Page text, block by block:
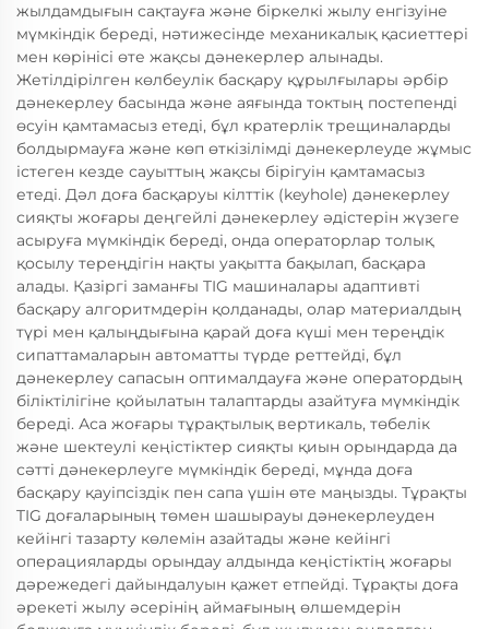
жылдамдығын сақтауға және біркелкі жылу енгізуіне
мүмкіндік береді, нәтижесінде механикалық қасиеттері
мен көрінісі өте жақсы дәнекерлер алынады.
Жетілдірілген көлбеулік басқару құрылғылары әрбір
дәнекерлеу басында және аяғында токтың постепенді
өсуін қамтамасыз етеді, бұл кратерлік трещиналарды
болдырмауға және көп өткізілімді дәнекерлеуде жұмыс
істеген кезде сауыттың жақсы бірігуін қамтамасыз
етеді. Дәл доға басқаруы кілттік (keyhole) дәнекерлеу
сияқты жоғары деңгейлі дәнекерлеу әдістерін жүзеге
асыруға мүмкіндік береді, онда операторлар толық
қосылу тереңдігін нақты уақытта бақылап, басқара
алады. Қазіргі заманғы TIG машиналары адаптивті
басқару алгоритмдерін қолданады, олар материалдың
түрі мен қалыңдығына қарай доға күші мен тереңдік
сипаттамаларын автоматты түрде реттейді, бұл
дәнекерлеу сапасын оптималдауға және оператордың
біліктілігіне қойылатын талаптарды азайтуға мүмкіндік
береді. Аса жоғары тұрақтылық вертикаль, төбелік
және шектеулі кеңістіктер сияқты қиын орындарда да
сәтті дәнекерлеуге мүмкіндік береді, мұнда доға
басқару қауіпсіздік пен сапа үшін өте маңызды. Тұрақты
TIG доғаларының төмен шашырауы дәнекерлеуден
кейінгі тазарту көлемін азайтады және кейінгі
операцияларды орындау алдында кеңістіктің жоғары
дәрежедегі дайындалуын қажет етпейді. Тұрақты доға
әрекеті жылу әсерінің аймағының өлшемдерін